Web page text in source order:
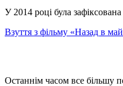
У 2014 році була
Взуття з фільму «Назад в
Останнім часом все більшу